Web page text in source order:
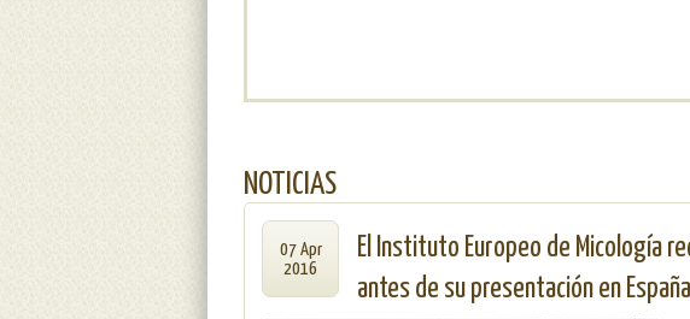
NOTICIAS
07 Apr
2016
El Instituto Europeo de Micología
antes de su presentación en España